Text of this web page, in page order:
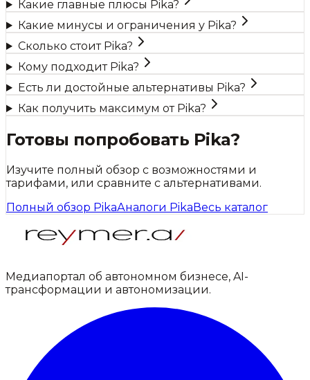
Какие главные плюсы Pika?
Какие минусы и ограничения у Pika?
Сколько стоит Pika?
Кому подходит Pika?
Есть ли достойные альтернативы Pika?
Как получить максимум от Pika?
Готовы попробовать Pika?
Изучите полный обзор с возможностями и
тарифами, или сравните с альтернативами.
Полный обзор PikaАналоги PikaВесь каталог
Медиапортал об автономном бизнесе, AI-
трансформации и автономизации.